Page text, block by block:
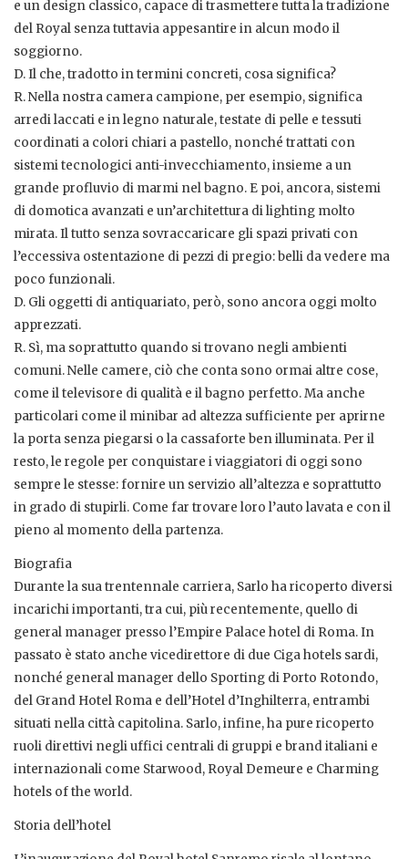
e un design classico, capace di trasmettere tutta la tradizione
del Royal senza tuttavia appesantire in alcun modo il
soggiorno.
D. Il che, tradotto in termini concreti, cosa significa?
R. Nella nostra camera campione, per esempio, significa
arredi laccati e in legno naturale, testate di pelle e tessuti
coordinati a colori chiari a pastello, nonché trattati con
sistemi tecnologici anti-invecchiamento, insieme a un
grande profluvio di marmi nel bagno. E poi, ancora, sistemi
di domotica avanzati e un’architettura di lighting molto
mirata. Il tutto senza sovraccaricare gli spazi privati con
l’eccessiva ostentazione di pezzi di pregio: belli da vedere ma
poco funzionali.
D. Gli oggetti di antiquariato, però, sono ancora oggi molto
apprezzati.
R. Sì, ma soprattutto quando si trovano negli ambienti
comuni. Nelle camere, ciò che conta sono ormai altre cose,
come il televisore di qualità e il bagno perfetto. Ma anche
particolari come il minibar ad altezza sufficiente per aprirne
la porta senza piegarsi o la cassaforte ben illuminata. Per il
resto, le regole per conquistare i viaggiatori di oggi sono
sempre le stesse: fornire un servizio all’altezza e soprattutto
in grado di stupirli. Come far trovare loro l’auto lavata e con il
pieno al momento della partenza.
Biografia
Durante la sua trentennale carriera, Sarlo ha ricoperto diversi
incarichi importanti, tra cui, più recentemente, quello di
general manager presso l’Empire Palace hotel di Roma. In
passato è stato anche vicedirettore di due Ciga hotels sardi,
nonché general manager dello Sporting di Porto Rotondo,
del Grand Hotel Roma e dell’Hotel d’Inghilterra, entrambi
situati nella città capitolina. Sarlo, infine, ha pure ricoperto
ruoli direttivi negli uffici centrali di gruppi e brand italiani e
internazionali come Starwood, Royal Demeure e Charming
hotels of the world.
Storia dell’hotel